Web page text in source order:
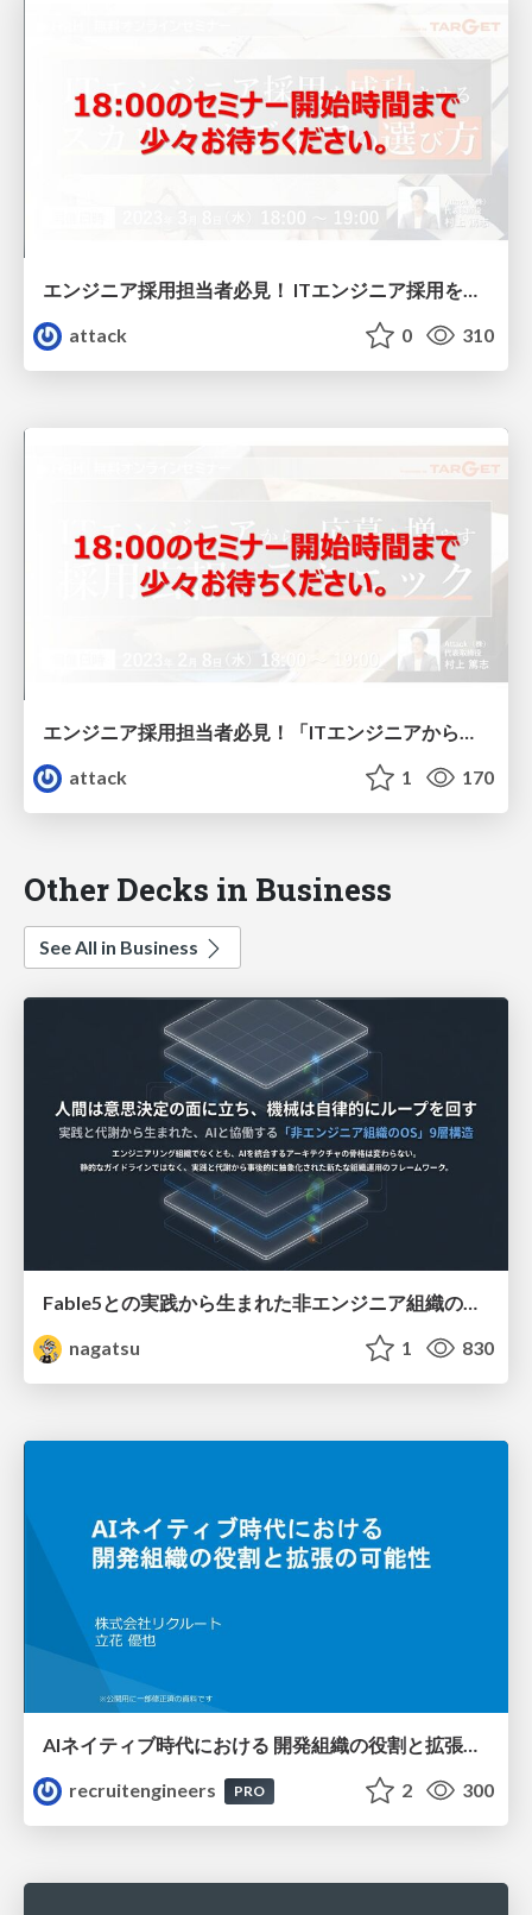
エンジニア採用担当者必見！ ITエンジニア採用を成功させる「スカウトメディア」の選び方
attack
0 310
エンジニア採用担当者必見！「ITエンジニアからの応募を増やす採用広報のテクニック」
attack
1 170
Other Decks in Business
See All in Business
nagatsu
1 830
AIネイティブ時代における 開発組織の役割と拡張の可能性
recruitengineers
PRO 2 300